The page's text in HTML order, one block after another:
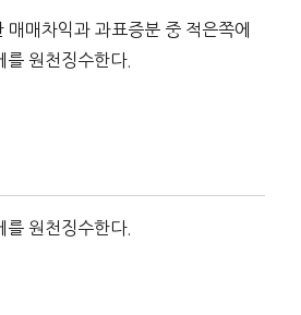
매매차익과 과표증분 중 적은쪽에
원천징수한다.
원천징수한다.